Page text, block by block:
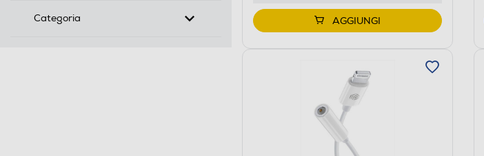
Categoria AGGIUNGI